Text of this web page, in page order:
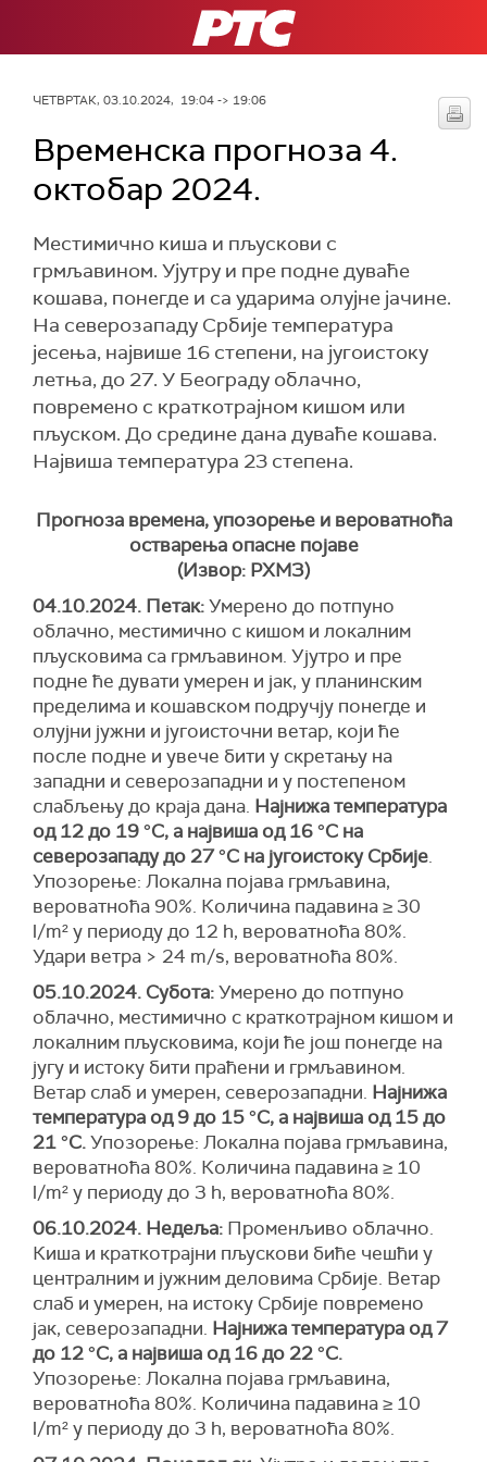
РТС
ЧЕТВРТАК, 03.10.2024, 19:04 -> 19:06
Временска прогноза 4.
октобар 2024.
Местимично киша и пљускови с
грмљавином. Ујутру и пре подне дуваће
кошава, понегде и са ударима олујне јачине.
На северозападу Србије температура
јесења, највише 16 степени, на југоистоку
летња, до 27. У Београду облачно,
повремено с краткотрајном кишом или
пљуском. До средине дана дуваће кошава.
Највиша температура 23 степена.
Прогноза времена, упозорење и вероватноћа
остварења опасне појаве
(Извор: РХМЗ)
04.10.2024. Петак:Умерено до потпуно
облачно, местимично с кишом и локалним
пљусковима са грмљавином. Ујутро и пре
подне ће дувати умерен и јак, у планинским
пределима и кошавском подручју понегде и
олујни јужни и југоисточни ветар, који ће
после подне и увече бити у скретању на
западни и северозападни и у постепеном
слабљењу до краја дана. Најнижа температура
од 12 до 19 °С, а највиша од 16 °С на
северозападу до 27 °С на југоистоку Србије.
Упозорење: Локална појава грмљавина,
вероватноћа 90%. Количина падавина ≥ 30
l/m² у периоду до 12 h, вероватноћа 80%.
Удари ветра > 24 m/s, вероватноћа 80%.
05.10.2024. Субота:Умерено до потпуно
облачно, местимично с краткотрајном кишом и
локалним пљусковима, који ће још понегде на
југу и истоку бити праћени и грмљавином.
Ветар слаб и умерен, северозападни. Најнижа
температура од 9 до 15 °С, а највиша од 15 до
21 °С.Упозорење: Локална појава грмљавина,
вероватноћа 80%. Количина падавина ≥ 10
l/m² у периоду до 3 h, вероватноћа 80%.
06.10.2024. Недеља: Променљиво облачно.
Киша и краткотрајни пљускови биће чешћи у
централним и јужним деловима Србије. Ветар
слаб и умерен, на истоку Србије повремено
јак, северозападни. Најнижа температура од 7
до 12 °С, а највиша од 16 до 22 °С.
Упозорење: Локална појава грмљавина,
вероватноћа 80%. Количина падавина ≥ 10
l/m² у периоду до 3 h, вероватноћа 80%.